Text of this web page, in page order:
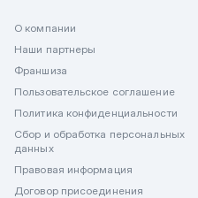
О компании
Наши партнеры
Франшиза
Пользовательское соглашение
Политика конфиденциальности
Сбор и обработка персональных
данных
Правовая информация
Договор присоединения